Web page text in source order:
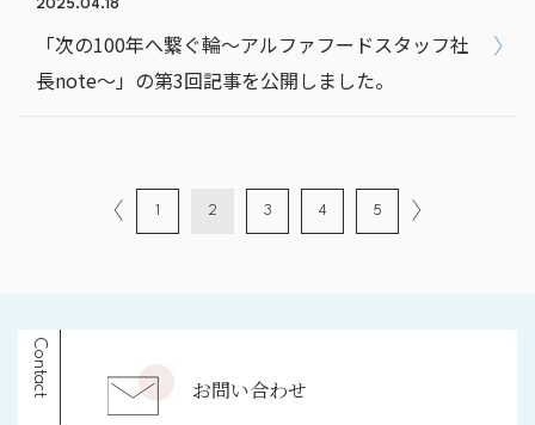
2025.04.18
「次の100年へ繋ぐ輪～アルファフードスタッフ社
長note～」の第3回記事を公開しました。
1 2 3 4 5
Contact お問い合わせ